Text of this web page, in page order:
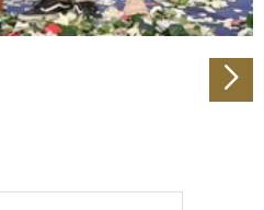
wir Informationen zu Ihrer
an unsere Partner für
Analysen weiter. Unsere
möglicherweise mit